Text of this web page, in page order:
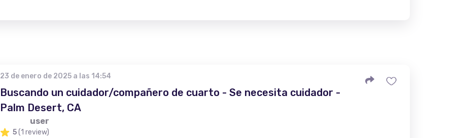
23 de enero de 2025 a las 14:54
Buscando un cuidador/compañero de cuarto - Se necesita cuidador -
Palm Desert, CA
user
5(1 review)